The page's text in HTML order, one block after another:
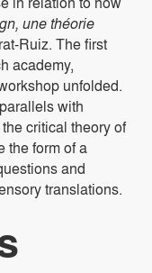
une théorie
Ruiz. The first
academy,
unfolded.
with
critical theory of
the form of a
and
translations.